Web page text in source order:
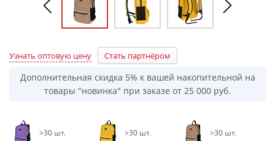
Узнать оптовую цену Стать партнёром
Дополнительная скидка 5% к вашей накопительной на
товары "новинка" при заказе от 25 000 руб.
>30 шт. >30 шт. >30 шт.